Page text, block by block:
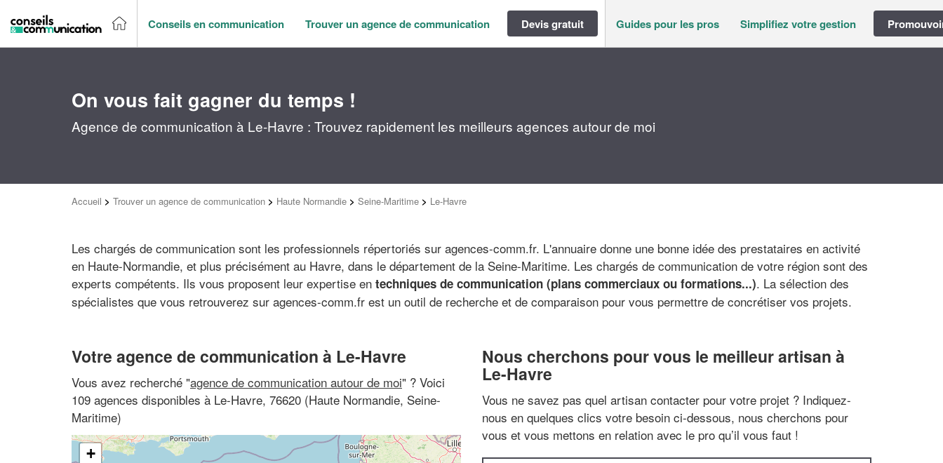
Conseils en communication Trouver un agence de communication Devis gratuit Guides pour les pros Simplifiez votre gestion
On vous fait gagner du temps !
Agence de communication à Le-Havre : Trouvez rapidement les meilleurs agences autour de moi
Accueil > Trouver un agence de communication > Haute Normandie > Seine-Maritime > Le-Havre
Les chargés de communication sont les professionnels répertoriés sur agences-comm.fr. L'annuaire donne une bonne idée des prestataires en activité
en Haute-Normandie, et plus précisément au Havre, dans le département de la Seine-Maritime. Les chargés de communication de votre région sont des
experts compétents. Ils vous proposent leur expertise en techniques de communication (plans commerciaux ou formations...). La sélection des
spécialistes que vous retrouverez sur agences-comm.fr est un outil de recherche et de comparaison pour vous permettre de concrétiser vos projets.
Votre agence de communication à Le-Havre
Vous avez recherché "agence de communication autour de moi" ? Voici
109 agences disponibles à Le-Havre, 76620 (Haute Normandie, Seine-
Maritime)
+
Nous cherchons pour vous le meilleur artisan à
Le-Havre
Vous ne savez pas quel artisan contacter pour votre projet ? Indiquez-
nous en quelques clics votre besoin ci-dessous, nous cherchons pour
vous et vous mettons en relation avec le pro qu’il vous faut !